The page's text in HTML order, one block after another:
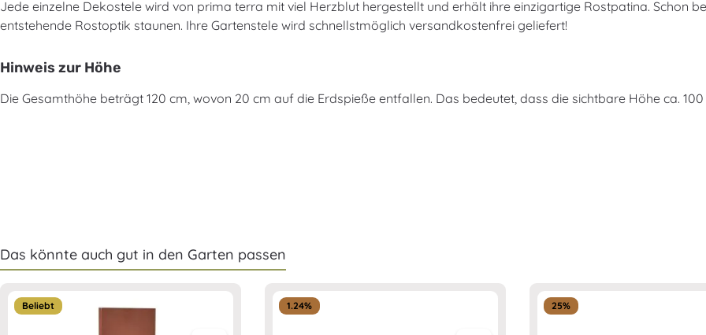
Jede einzelne Dekostele wird von prima terra mit viel Herzblut hergestellt und erhält ihre einzigartige Rostpatina. Schon
entstehende Rostoptik staunen. Ihre Gartenstele wird schnellstmöglich versandkostenfrei geliefert!
Hinweis zur Höhe
Die Gesamthöhe beträgt 120 cm, wovon 20 cm auf die Erdspieße entfallen. Das bedeutet, dass die sichtbare Höhe ca.
Das könnte auch gut in den Garten passen
Beliebt 1.24% 25%